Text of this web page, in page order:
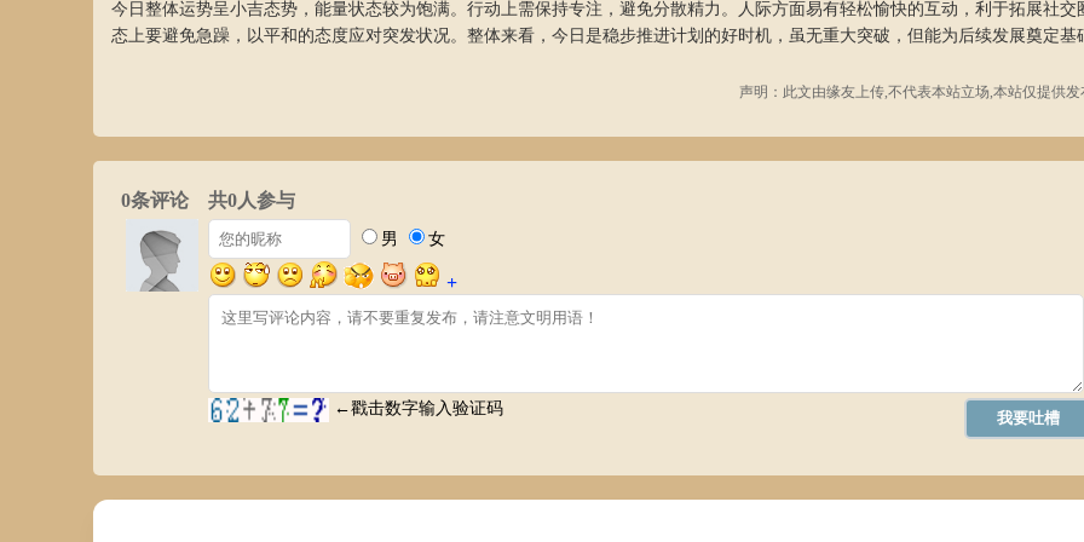
今日整体运势呈小吉态势，能量状态较为饱满。行动上需保持专注，避免分散精力。人际方面易有轻松愉快的互动，利于拓展社交
态上要避免急躁，以平和的态度应对突发状况。整体来看，今日是稳步推进计划的好时机，虽无重大突破，但能为后续发展奠定基
声明：此文由缘友上传,不代表本站立场,本站仅提供发